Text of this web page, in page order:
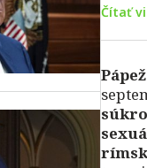
Čítať
Pápež